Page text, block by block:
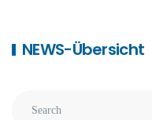
NEWS-Übersicht